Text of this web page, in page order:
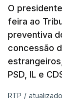
Presidente
O Preisdente
O
feira ao
preventiva
concessão
PSD, IL e
RTP /